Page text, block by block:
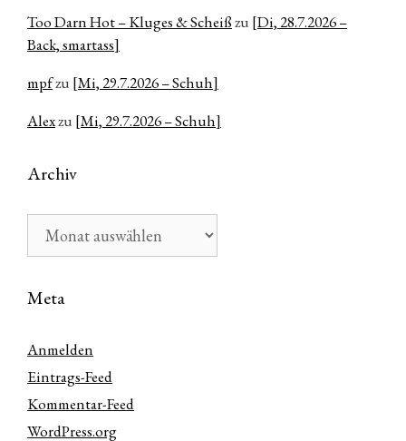
Too Darn Hot – Kluges & Scheißzu [Di, 28.7.2026 –
Back, smartass]
mpfzu [Mi, 29.7.2026 – Schuh]
Alexzu [Mi, 29.7.2026 – Schuh]
Archiv
Meta
Anmelden
Eintrags-Feed
Kommentar-Feed
WordPress.org